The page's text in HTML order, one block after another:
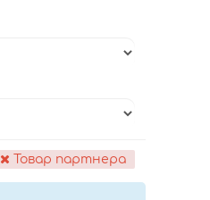
Товар партнера